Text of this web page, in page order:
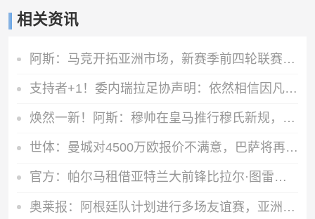
相关资讯
阿斯：马竞开拓亚洲市场，新赛季前四轮联赛两场安排在下午踢
支持者+1！委内瑞拉足协声明：依然相信因凡蒂诺有能力领导FIFA
焕然一新！阿斯：穆帅在皇马推行穆氏新规，迟到者将被罚缺席合练
世体：曼城对4500万欧报价不满意，巴萨将再次报价罗德里
官方：帕尔马租借亚特兰大前锋比拉尔·图雷，租期至2027年6月
奥莱报：阿根廷队计划进行多场友谊赛，亚洲是主要考虑的目的地